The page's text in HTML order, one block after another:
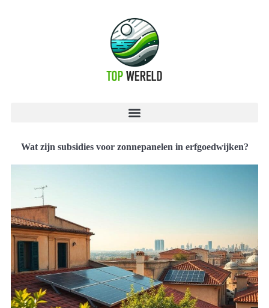
Wat zijn subsidies voor zonnepanelen in erfgoedwijken?